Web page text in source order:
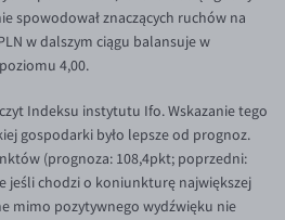
spowodował znaczących ruchów na
w dalszym ciągu balansuje w
4,00.
Indeksu instytutu Ifo. Wskazanie tego
gospodarki było lepsze od prognoz.
(prognoza: 108,4pkt; poprzedni:
jeśli chodzi o koniunkturę największej
mimo pozytywnego wydźwięku nie